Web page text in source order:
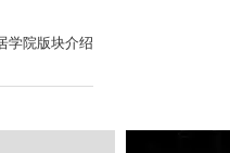
学院版块介绍